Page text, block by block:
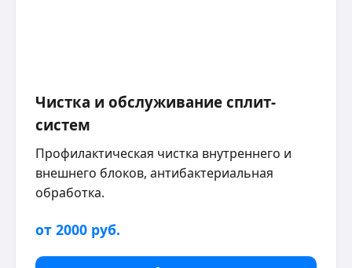
Чистка и обслуживание сплит-
систем
Профилактическая чистка внутреннего и
внешнего блоков, антибактериальная
обработка.
от 2000 руб.